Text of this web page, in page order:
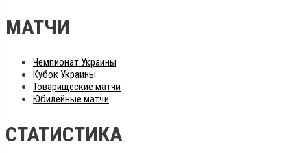
МАТЧИ
Чемпионат Украины
Кубок Украины
Товарищеские матчи
Юбилейные матчи
СТАТИСТИКА